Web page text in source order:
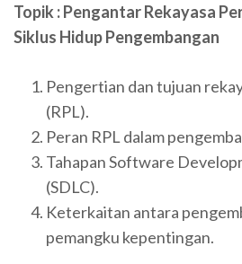
Topik : Pengantar Rekayasa
Siklus Hidup Pengembangan
Pengertian dan tujuan
(RPL).
Peran RPL dalam
Tahapan Software
(SDLC).
Keterkaitan antara
pemangku kepentingan.